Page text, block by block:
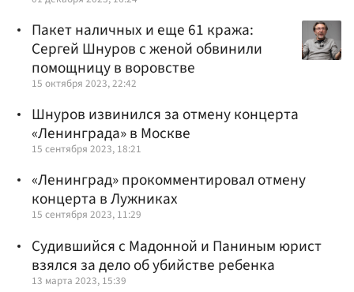
Пакет наличных и еще 61 кража:
Сергей Шнуров с женой обвинили
помощницу в воровстве
15 октября 2023, 22:42
Шнуров извинился за отмену концерта
«Ленинграда» в Москве
15 сентября 2023, 18:21
«Ленинград» прокомментировал отмену
концерта в Лужниках
15 сентября 2023, 11:29
Судившийся с Мадонной и Паниным юрист
взялся за дело об убийстве ребенка
13 марта 2023, 15:39